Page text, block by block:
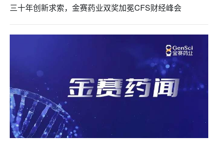
三十年创新求索，金赛药业双奖加冕CFS财经峰会